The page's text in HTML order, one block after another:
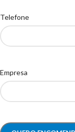
Telefone
Empresa